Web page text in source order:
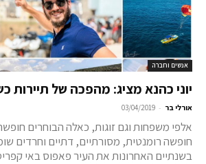
אנשים וחברה
יוני כהנא מציג: מהפכה של תיירות
אורלי בר -
03/04/2019
אלפי משפחות וגם זוגות, כאלה הבוחרים
חופשה רומנטית, מסורתיים, דתיים וחרדים
בשנתיים האחרונות את העיר פאפוס באי